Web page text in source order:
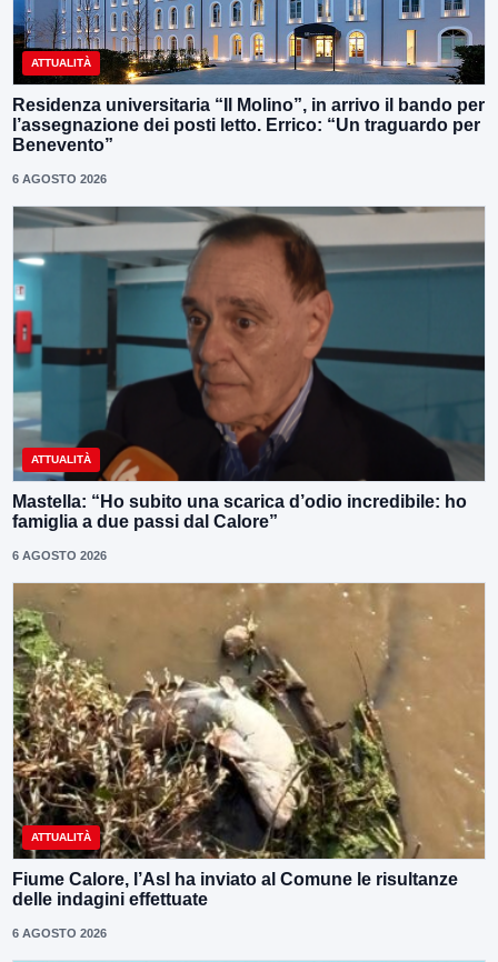
ATTUALITÀ
Residenza universitaria “Il Molino”, in arrivo il bando per
l’assegnazione dei posti letto. Errico: “Un traguardo per
Benevento”
6 AGOSTO 2026
ATTUALITÀ
Mastella: “Ho subito una scarica d’odio incredibile: ho
famiglia a due passi dal Calore”
6 AGOSTO 2026
ATTUALITÀ
Fiume Calore, l’Asl ha inviato al Comune le risultanze
delle indagini effettuate
6 AGOSTO 2026